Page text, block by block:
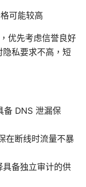
可能较高
优先考虑信誉良好
私要求不高，短
备 DNS 泄漏保
在断线时流量不暴
备独立审计的供